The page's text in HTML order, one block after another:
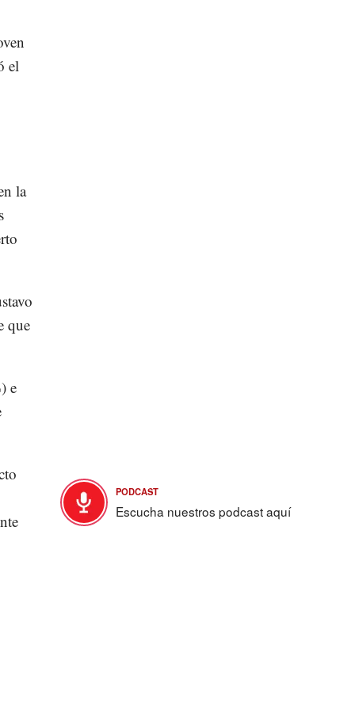
el
la
que
e
PODCAST
Escucha nuestros podcast aquí